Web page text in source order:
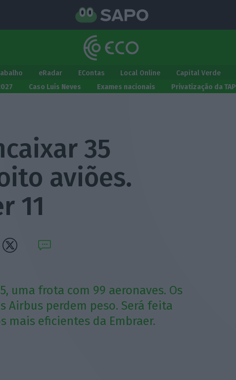
eRadar EContas Local Online Capital Verde
Caso Luís Neves Exames nacionais Privatização da TAP
35
aviões.
11
uma frota com 99 aeronaves. Os
Airbus perdem peso. Será feita
mais eficientes da Embraer.